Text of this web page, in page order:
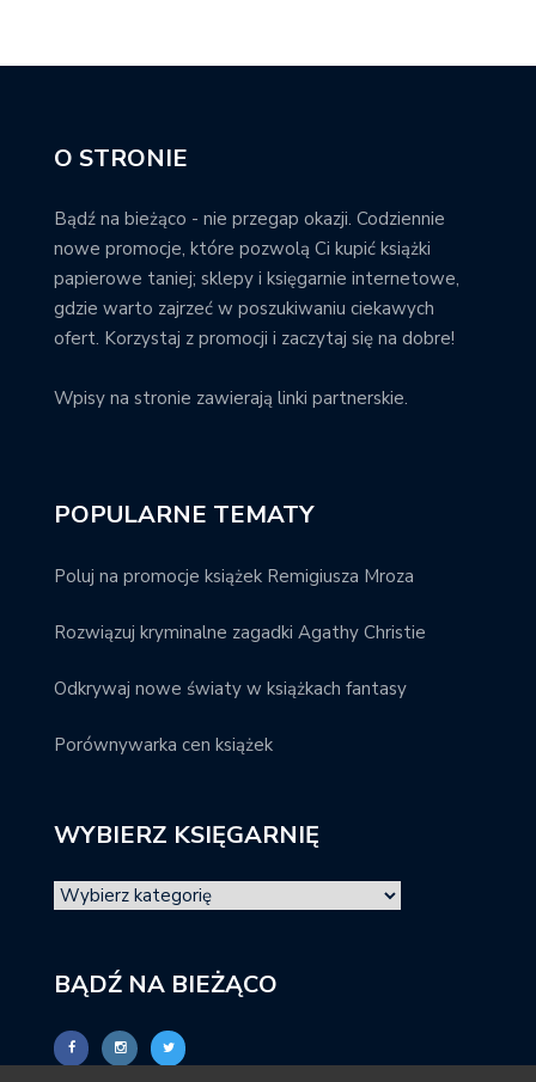
O STRONIE
Bądź na bieżąco - nie przegap okazji. Codziennie
nowe promocje, które pozwolą Ci kupić książki
papierowe taniej; sklepy i księgarnie internetowe,
gdzie warto zajrzeć w poszukiwaniu ciekawych
ofert. Korzystaj z promocji i zaczytaj się na dobre!
Wpisy na stronie zawierają linki partnerskie.
POPULARNE TEMATY
Poluj na promocje książek Remigiusza Mroza
Rozwiązuj kryminalne zagadki Agathy Christie
Odkrywaj nowe światy w książkach fantasy
Porównywarka cen książek
WYBIERZ KSIĘGARNIĘ
BĄDŹ NA BIEŻĄCO